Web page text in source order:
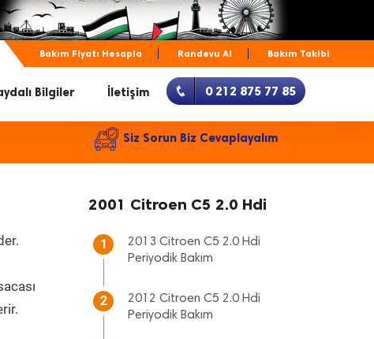
Bakım Fiyatı Hesapla Randevu Al Bakım Takibi
Bilgiler İletişim 0 212 875 77 85
Siz Sorun Biz Cevaplayalım
2001 Citroen C5 2.0 Hdi
1
2013 Citroen C5 2.0 Hdi
Periyodik Bakım
2
2012 Citroen C5 2.0 Hdi
Periyodik Bakım